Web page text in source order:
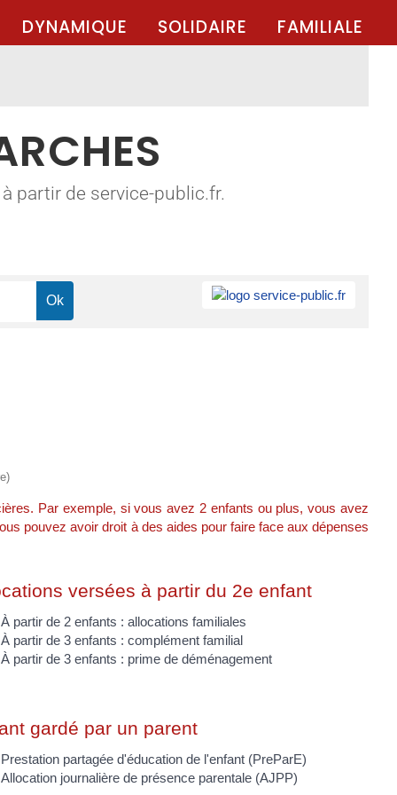
DYNAMIQUE SOLIDAIRE FAMILIALE
partir de service-public.fr.
Par exemple, si vous avez 2 enfants ou plus, vous avez
pouvez avoir droit à des aides pour faire face aux dépenses
versées à partir du 2e enfant
À partir de 2 enfants : allocations familiales
À partir de 3 enfants : complément familial
À partir de 3 enfants : prime de déménagement
gardé par un parent
Prestation partagée d'éducation de l'enfant (PreParE)
Allocation journalière de présence parentale (AJPP)